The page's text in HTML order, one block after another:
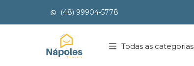
(48) 99904-5778
Página inicial
Todas as categorias